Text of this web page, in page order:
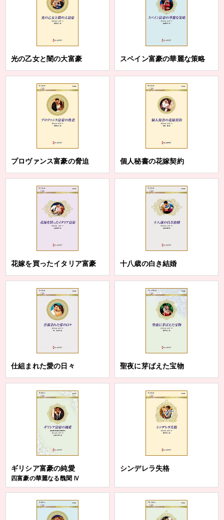
光の乙女と闇の大富豪 スペイン富豪の華麗な策略
プロヴァンス富豪の脅迫 個人秘書の花嫁契約
花嫁を買ったイタリア富豪 十八歳の白き結婚
仕組まれた愛の日々 聖夜に芽ばえた宝物
ギリシア富豪の純愛
四富豪の華麗なる醜聞 Ⅳ
シンデレラ失格